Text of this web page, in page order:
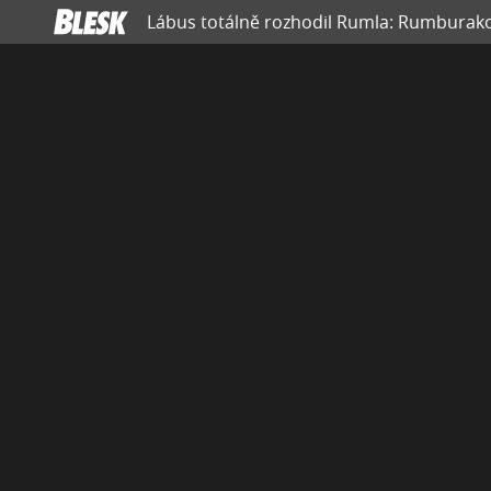
Lábus totálně rozhodil Rumla: